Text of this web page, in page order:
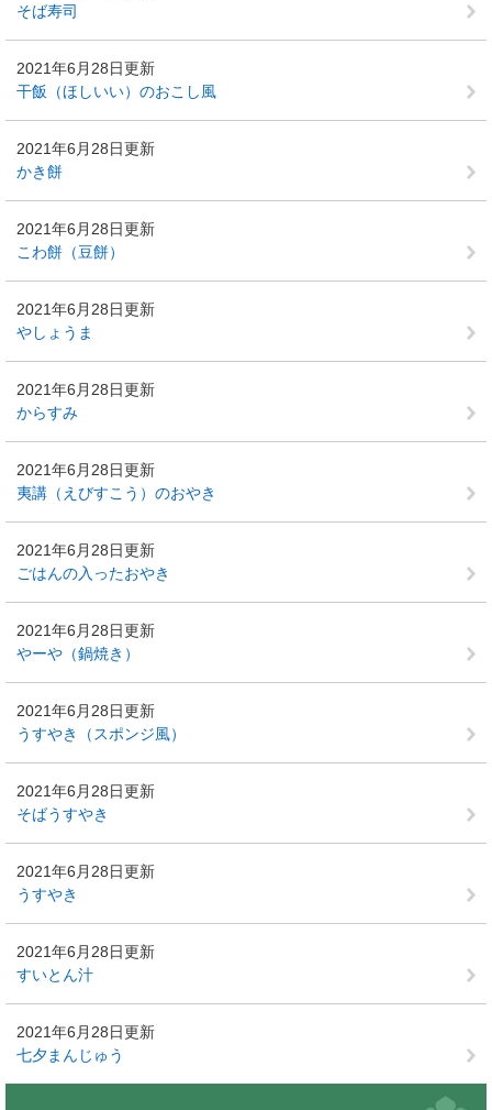
そば寿司
2021年6月28日更新
干飯（ほしいい）のおこし風
2021年6月28日更新
かき餅
2021年6月28日更新
こわ餅（豆餅）
2021年6月28日更新
やしょうま
2021年6月28日更新
からすみ
2021年6月28日更新
夷講（えびすこう）のおやき
2021年6月28日更新
ごはんの入ったおやき
2021年6月28日更新
やーや（鍋焼き）
2021年6月28日更新
うすやき（スポンジ風）
2021年6月28日更新
そばうすやき
2021年6月28日更新
うすやき
2021年6月28日更新
すいとん汁
2021年6月28日更新
七夕まんじゅう